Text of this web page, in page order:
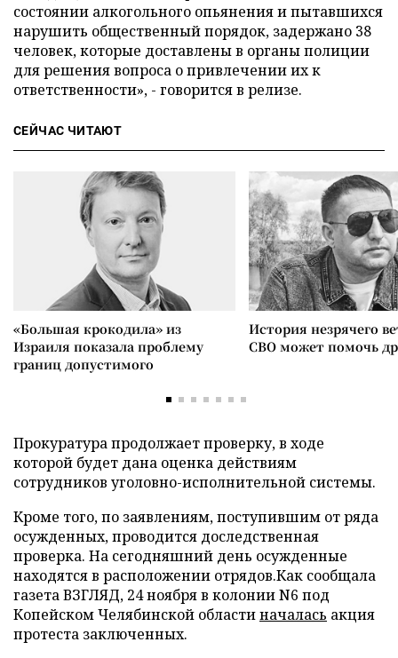
состоянии алкогольного опьянения и пытавшихся
нарушить общественный порядок, задержано 38
человек, которые доставлены в органы полиции
для решения вопроса о привлечении их к
ответственности», - говорится в релизе.
СЕЙЧАС ЧИТАЮТ
«Большая крокодила» из
Израиля показала проблему
границ допустимого
История незрячего
СВО может помочь
Прокуратура продолжает проверку, в ходе
которой будет дана оценка действиям
сотрудников уголовно-исполнительной системы.
Кроме того, по заявлениям, поступившим от ряда
осужденных, проводится доследственная
проверка. На сегодняшний день осужденные
находятся в расположении отрядов.Как сообщала
газета ВЗГЛЯД, 24 ноября в колонии N6 под
Копейском Челябинской областиначалась акция
протеста заключенных.